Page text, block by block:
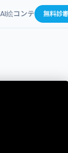
絵コンテ 無料診